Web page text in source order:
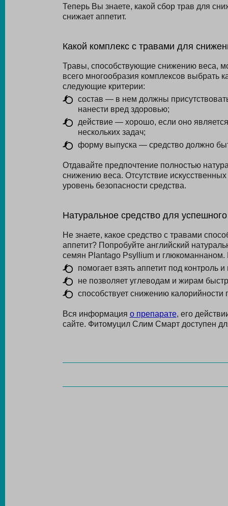
Теперь Вы знаете, какой сбор трав для
снижает аппетит.
Какой комплекс с травами для
Травы, способствующие снижению веса,
всего многообразия комплексов
следующие критерии:
состав — в нем должны
нанести вред здоровью;
действие — хорошо, если оно
нескольких задач;
форму выпуска — средство должно
Отдавайте предпочтение полностью
снижению веса. Отсутствие
уровень безопасности средства.
Натуральное средство для
Не знаете, какое средство с травами
аппетит? Попробуйте английский
семян Plantago Psyllium и
помогает взять аппетит под контроль
не позволяет углеводам и жирам
способствует снижению калорийности
Вся информация о препарате, его
сайте. Фитомуцил Слим Смарт доступен